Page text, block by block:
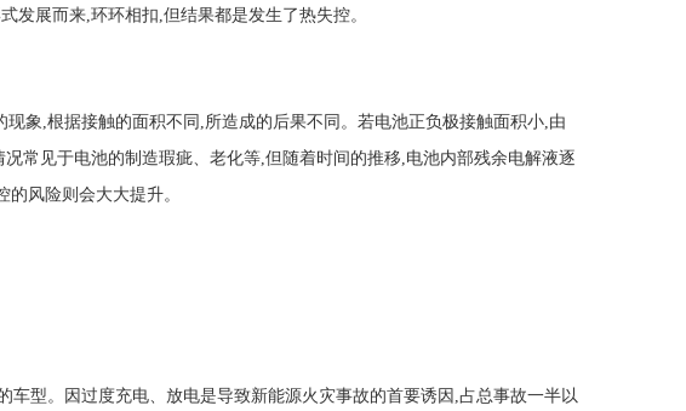
发展而来,环环相扣,但结果都是发生了热失控。
象,根据接触的面积不同,所造成的后果不同。若电池正负极接触面积小,由
常见于电池的制造瑕疵、老化等,但随着时间的推移,电池内部残余电解液逐
风险则会大大提升。
型。因过度充电、放电是导致新能源火灾事故的首要诱因,占总事故一半以